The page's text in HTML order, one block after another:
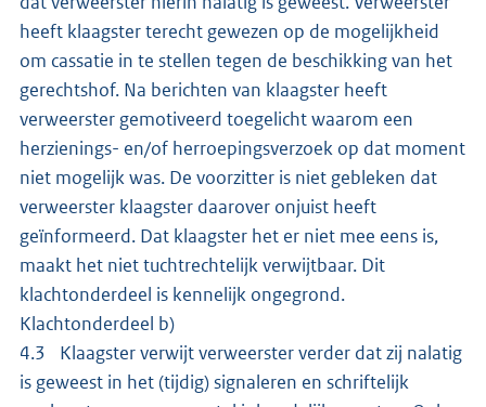
heeft klaagster terecht gewezen op de mogelijkheid
om cassatie in te stellen tegen de beschikking van het
gerechtshof. Na berichten van klaagster heeft
verweerster gemotiveerd toegelicht waarom een
herzienings- en/of herroepingsverzoek op dat moment
niet mogelijk was. De voorzitter is niet gebleken dat
verweerster klaagster daarover onjuist heeft
geïnformeerd. Dat klaagster het er niet mee eens is,
maakt het niet tuchtrechtelijk verwijtbaar. Dit
klachtonderdeel is kennelijk ongegrond.
Klachtonderdeel b)
4.3 Klaagster verwijt verweerster verder dat zij nalatig
is geweest in het (tijdig) signaleren en schriftelijk